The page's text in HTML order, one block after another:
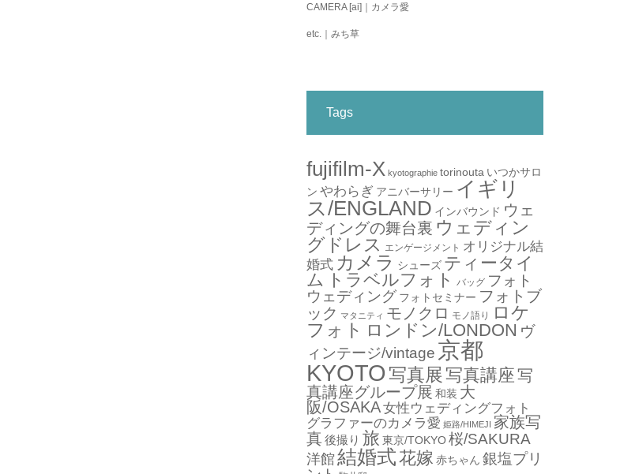
CAMERA [ai]｜カメラ愛
etc.｜みち草
Tags
fujifilm-X kyotographie torinouta いつかサロ
ン やわらぎ アニバーサリー イギリ
ス/ENGLAND インバウンド ウェ
ディングの舞台裏 ウェディン
グドレス エンゲージメント オリジナル結
婚式 カメラ シューズ ティータイ
ム トラベルフォト バッグ フォト
ウェディング フォトセミナー フォトブ
ック マタニティ モノクロ モノ語り
ロケ
フォト ロンドン/LONDON ヴ
ィンテージ/vintage 京都
KYOTO 写真展 写真講座写
真講座グループ展 和装 大
阪/OSAKA女性ウェディングフォト
グラファーのカメラ愛 姫路/HIMEJI 家族写
真 後撮り 旅 東京/TOKYO桜/SAKURA
洋館 結婚式花嫁 赤ちゃん 銀塩プリ